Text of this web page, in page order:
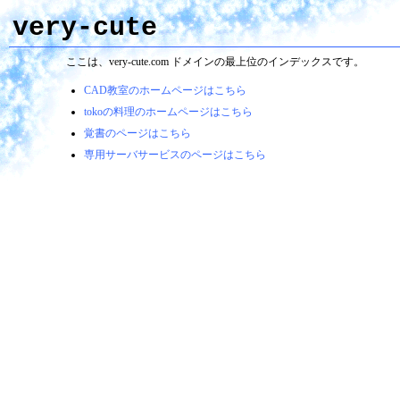
very-cute
ここは、very-cute.com ドメインの最上位のインデックスです。
CAD教室のホームページはこちら
tokoの料理のホームページはこちら
覚書のページはこちら
専用サーバサービスのページはこちら